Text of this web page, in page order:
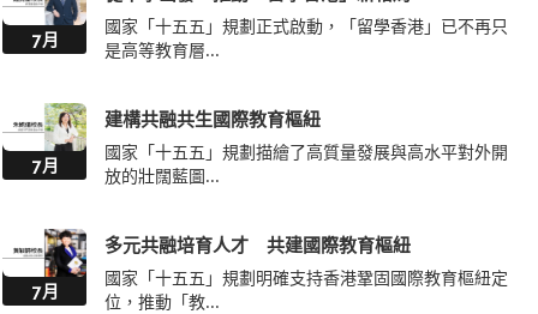
7月
國家「十五五」規劃正式啟動，「留學香港」已不再只
是高等教育層...
7月
建構共融共生國際教育樞紐
國家「十五五」規劃描繪了高質量發展與高水平對外開
放的壯闊藍圖...
7月
多元共融培育人才 共建國際教育樞紐
國家「十五五」規劃明確支持香港鞏固國際教育樞紐定
位，推動「教...